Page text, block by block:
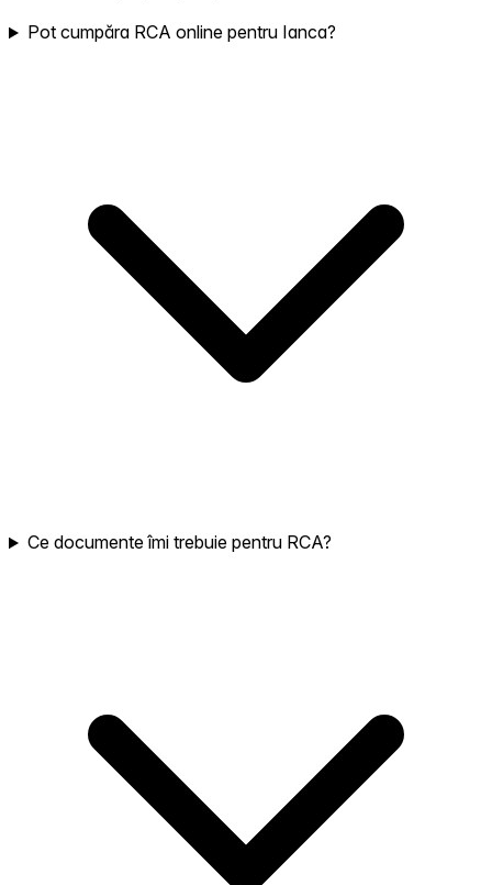
Pot cumpăra RCA online pentru Ianca?
Ce documente îmi trebuie pentru RCA?